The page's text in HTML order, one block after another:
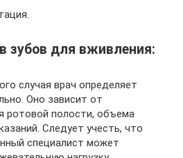
зубов для вживления:
случая врач определяет
Оно зависит от
ротовой полости, объема
Следует учесть, что
специалист может